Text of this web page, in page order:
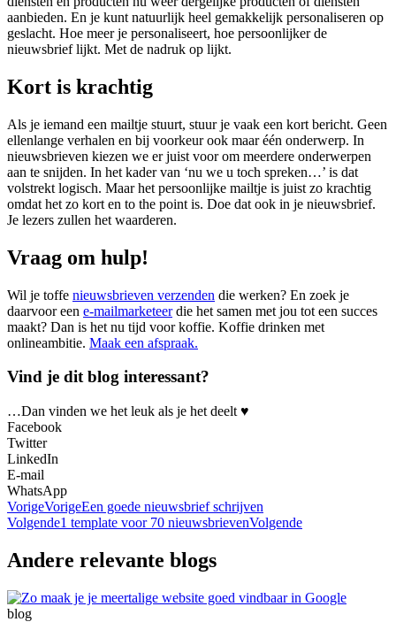
aanbieden. En je kunt natuurlijk heel gemakkelijk personaliseren op
geslacht. Hoe meer je personaliseert, hoe persoonlijker de
nieuwsbrief lijkt. Met de nadruk op lijkt.
Kort is krachtig
Als je iemand een mailtje stuurt, stuur je vaak een kort bericht. Geen
ellenlange verhalen en bij voorkeur ook maar één onderwerp. In
nieuwsbrieven kiezen we er juist voor om meerdere onderwerpen
aan te snijden. In het kader van ‘nu we u toch spreken…’ is dat
volstrekt logisch. Maar het persoonlijke mailtje is juist zo krachtig
omdat het zo kort en to the point is. Doe dat ook in je nieuwsbrief.
Je lezers zullen het waarderen.
Vraag om hulp!
Wil je toffe nieuwsbrieven verzenden die werken? En zoek je
daarvoor een e-mailmarketeerdie het samen met jou tot een succes
maakt? Dan is het nu tijd voor koffie. Koffie drinken met
onlineambitie. Maak een afspraak.
Vind je dit blog interessant?
…Dan vinden we het leuk als je het deelt ♥
Facebook
Twitter
LinkedIn
E-mail
WhatsApp
VorigeVorigeEen goede nieuwsbrief schrijven
Volgende1 template voor 70 nieuwsbrievenVolgende
Andere relevante blogs
blog